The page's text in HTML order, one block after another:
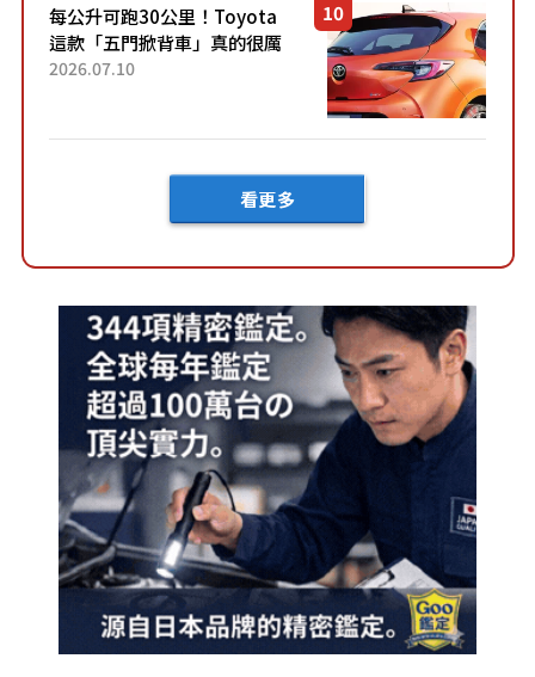
每公升可跑30公里！Toyota
這款「五門掀背車」真的很厲
害！ 擁有全長4.3公尺的「剛剛
2026.07.10
看更多